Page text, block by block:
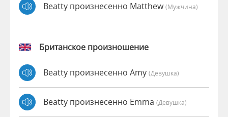
Beatty произнесенно Matthew(мужчина)
Британское произношение
Beatty произнесенно Amy (девушка)
Beatty произнесенно Emma (девушка)